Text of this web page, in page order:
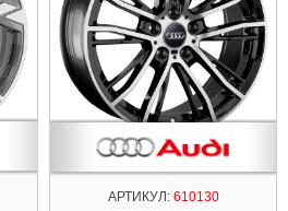
АРТИКУЛ:610130